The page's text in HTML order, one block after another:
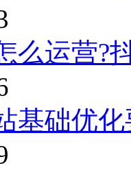
么运营?
基础优